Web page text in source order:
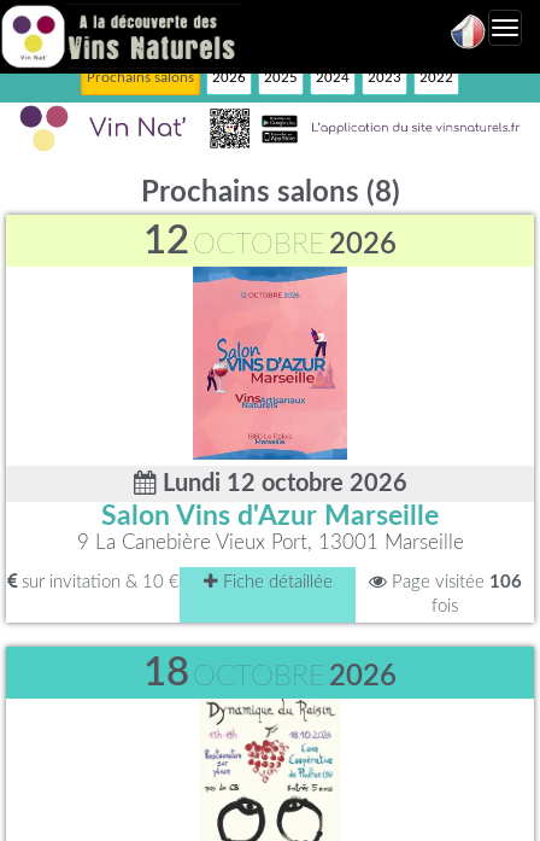
Prochains salons 2026 2025 2024 2023 2022
Prochains salons (8)
12 OCTOBRE 2026
Lundi 12 octobre 2026
Salon Vins d'Azur Marseille
9 La Canebière Vieux Port, 13001 Marseille
sur invitation & 10 € Fiche détaillée Page visitée 106
fois
18 OCTOBRE 2026